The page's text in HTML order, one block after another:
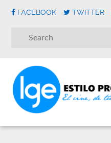
FACEBOOK TWITTER